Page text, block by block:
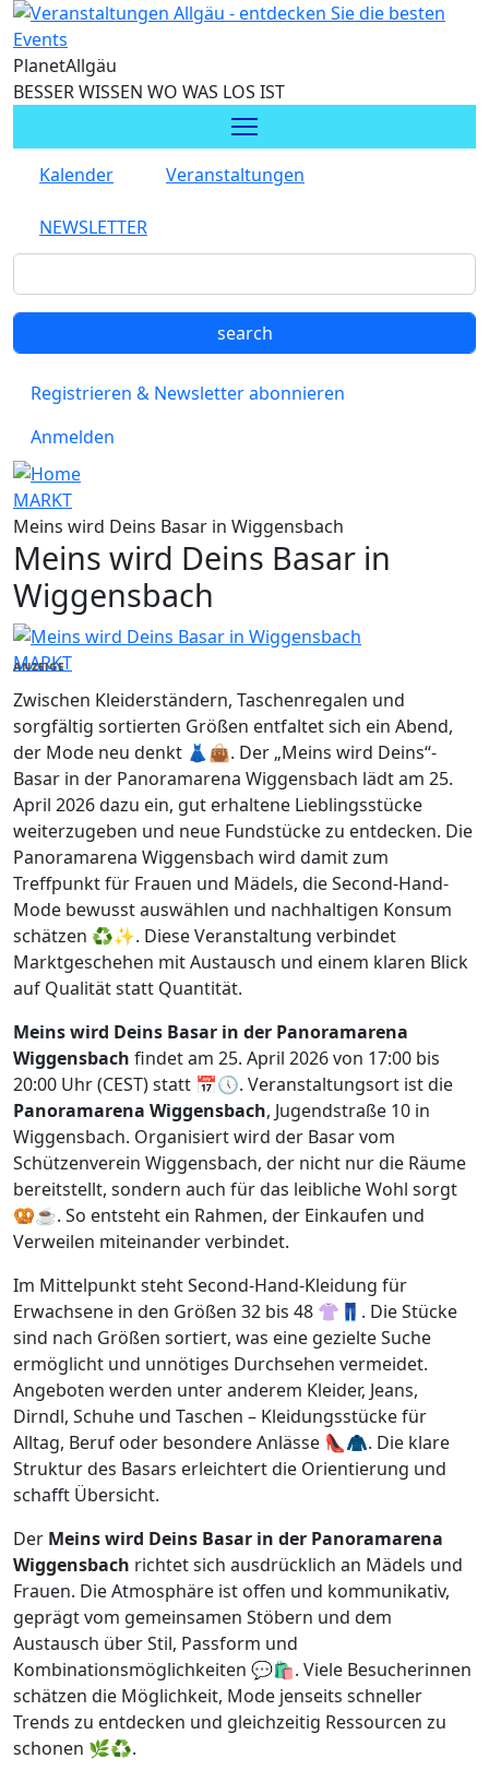
Direkt zum Inhalt
PlanetAllgäu
BESSER WISSEN WO WAS LOS IST
Kalender Veranstaltungen
NEWSLETTER
Registrieren & Newsletter abonnieren
Anmelden
MARKT
Meins wird Deins Basar in Wiggensbach
Meins wird Deins Basar in
Wiggensbach
MARKT
ANZEIGE
Zwischen Kleiderständern, Taschenregalen und
sorgfältig sortierten Größen entfaltet sich ein Abend,
der Mode neu denkt 👗👜. Der „Meins wird Deins“-
Basar in der Panoramarena Wiggensbach lädt am 25.
April 2026 dazu ein, gut erhaltene Lieblingsstücke
weiterzugeben und neue Fundstücke zu entdecken. Die
Panoramarena Wiggensbach wird damit zum
Treffpunkt für Frauen und Mädels, die Second-Hand-
Mode bewusst auswählen und nachhaltigen Konsum
schätzen ♻️✨. Diese Veranstaltung verbindet
Marktgeschehen mit Austausch und einem klaren Blick
auf Qualität statt Quantität.
Meins wird Deins Basar in der Panoramarena
Wiggensbach findet am 25. April 2026 von 17:00 bis
20:00 Uhr (CEST) statt 📅🕔. Veranstaltungsort ist die
Panoramarena Wiggensbach, Jugendstraße 10 in
Wiggensbach. Organisiert wird der Basar vom
Schützenverein Wiggensbach, der nicht nur die Räume
bereitstellt, sondern auch für das leibliche Wohl sorgt
🥨☕. So entsteht ein Rahmen, der Einkaufen und
Verweilen miteinander verbindet.
Im Mittelpunkt steht Second-Hand-Kleidung für
Erwachsene in den Größen 32 bis 48 👚👖. Die Stücke
sind nach Größen sortiert, was eine gezielte Suche
ermöglicht und unnötiges Durchsehen vermeidet.
Angeboten werden unter anderem Kleider, Jeans,
Dirndl, Schuhe und Taschen – Kleidungsstücke für
Alltag, Beruf oder besondere Anlässe 👠🧥. Die klare
Struktur des Basars erleichtert die Orientierung und
schafft Übersicht.
Der Meins wird Deins Basar in der Panoramarena
Wiggensbach richtet sich ausdrücklich an Mädels und
Frauen. Die Atmosphäre ist offen und kommunikativ,
geprägt vom gemeinsamen Stöbern und dem
Austausch über Stil, Passform und
Kombinationsmöglichkeiten 💬🛍️. Viele Besucherinnen
schätzen die Möglichkeit, Mode jenseits schneller
Trends zu entdecken und gleichzeitig Ressourcen zu
schonen 🌿♻️.